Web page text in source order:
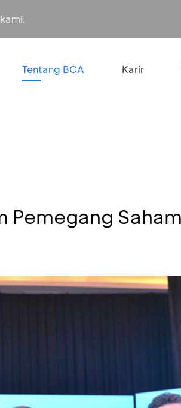
Tentang BCA Karir
Pemegang Saham